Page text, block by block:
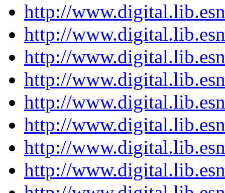
http://
http://
http://
http://
http://
http://
http://
http://